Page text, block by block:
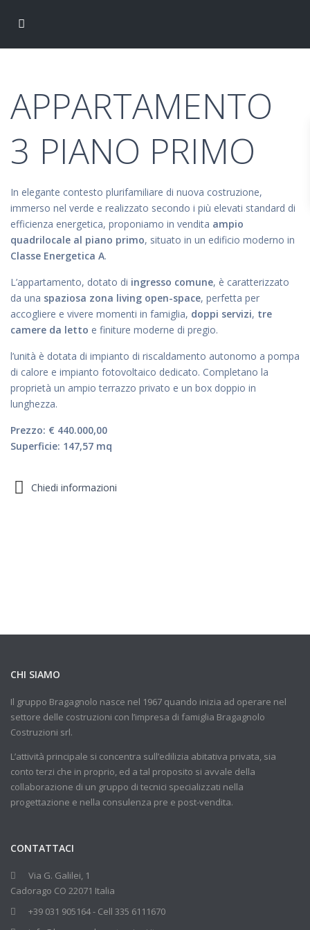
APPARTAMENTO
3 PIANO PRIMO
In elegante contesto plurifamiliare di nuova costruzione,
immerso nel verde e realizzato secondo i più elevati standard di
efficienza energetica, proponiamo in vendita ampio
quadrilocale al piano primo, situato in un edificio moderno in
Classe Energetica A.
L’appartamento, dotato di ingresso comune, è caratterizzato
da una spaziosa zona living open-space, perfetta per
accogliere e vivere momenti in famiglia, doppi servizi, tre
camere da letto e finiture moderne di pregio.
l’unità è dotata di impianto di riscaldamento autonomo a pompa
di calore e impianto fotovoltaico dedicato. Completano la
proprietà un ampio terrazzo privato e un box doppio in
lunghezza.
Prezzo: € 440.000,00
Superficie: 147,57 mq
Chiedi informazioni
CHI SIAMO
Il gruppo Bragagnolo nasce nel 1967 quando inizia ad operare nel
settore delle costruzioni con l’impresa di famiglia Bragagnolo
Costruzioni srl.
L’attività principale si concentra sull’edilizia abitativa privata, sia
conto terzi che in proprio, ed a tal proposito si avvale della
collaborazione di un gruppo di tecnici specializzati nella
progettazione e nella consulenza pre e post-vendita.
CONTATTACI
Via G. Galilei, 1
Cadorago CO 22071 Italia
+39 031 905164 - Cell 335 6111670